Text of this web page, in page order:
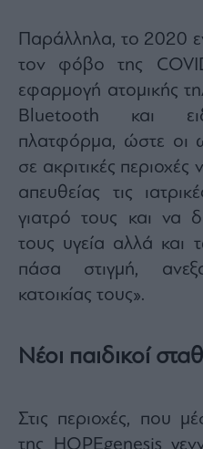
Παράλληλα, το 2020
τον φόβο της
εφαρμογή ατομικής
Bluetooth και
πλατφόρμα, ώστε οι
σε ακριτικές
απευθείας τις
γιατρό τους και να
τους υγεία αλλά
πάσα στιγμή,
κατοικίας τους».
Νέοι παιδικοί
Στις περιοχές, που
της HOPEgenesis